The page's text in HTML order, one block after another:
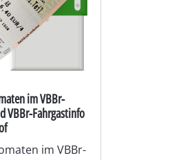
im VBBr-
VBBr-Fahrgastinfo
im VBBr-